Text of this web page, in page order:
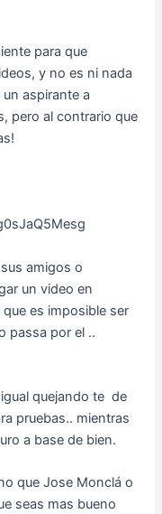
para que
y no es ni nada
aspirante a
pero al contrario que
amigos o
un video en
es imposible ser
passa por el ..
quejando te de
pruebas.. mientras
a base de bien.
que Jose Monclá o
seas mas bueno